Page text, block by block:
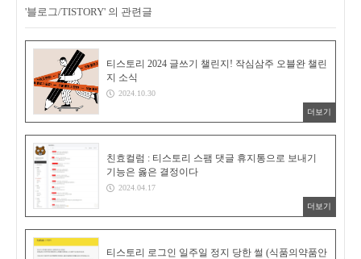
'블로그/TISTORY' 의 관련글
티스토리 2024 글쓰기 챌린지! 작심삼주 오블완 챌린
지 소식
2024.10.30
더보기
친효컬럼 : 티스토리 스팸 댓글 휴지통으로 보내기
기능은 옳은 결정이다
2024.04.17
더보기
티스토리 로그인 일주일 정지 당한 썰 (식품의약품안